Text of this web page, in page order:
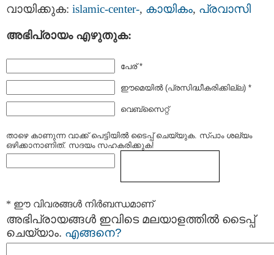
വായിക്കുക: islamic-center-, കായികം, പ്രവാസി
അഭിപ്രായം എഴുതുക:
പേര് *
ഈമെയില്‍ (പ്രസിദ്ധീകരിക്കില്ല) *
വെബ്സൈറ്റ്
താഴെ കാണുന്ന വാക്ക് പെട്ടിയില്‍ ടൈപ്പ്‌ ചെയ്യുക. സ്പാം ശല്യം
ഒഴിക്കാനാണിത്. സദയം സഹകരിക്കുക!
* ഈ വിവരങ്ങള്‍ നിര്‍ബന്ധമാണ്
അഭിപ്രായങ്ങള്‍ ഇവിടെ മലയാളത്തില്‍ ടൈപ്പ്
ചെയ്യാം. എങ്ങനെ?